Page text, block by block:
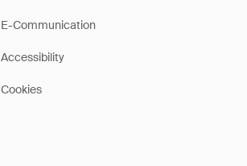
E-Communication
Accessibility
Cookies